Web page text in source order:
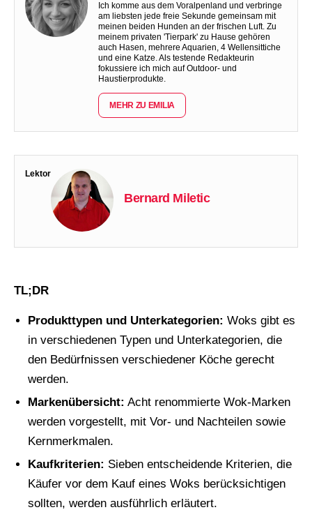
Ich komme aus dem Voralpenland und verbringe
am liebsten jede freie Sekunde gemeinsam mit
meinen beiden Hunden an der frischen Luft. Zu
meinem privaten 'Tierpark' zu Hause gehören
auch Hasen, mehrere Aquarien, 4 Wellensittiche
und eine Katze. Als testende Redakteurin
fokussiere ich mich auf Outdoor- und
Haustierprodukte.
MEHR ZU EMILIA
Lektor
Bernard Miletic
TL;DR
Produkttypen und Unterkategorien: Woks gibt es
in verschiedenen Typen und Unterkategorien, die
den Bedürfnissen verschiedener Köche gerecht
werden.
Markenübersicht: Acht renommierte Wok-Marken
werden vorgestellt, mit Vor- und Nachteilen sowie
Kernmerkmalen.
Kaufkriterien: Sieben entscheidende Kriterien, die
Käufer vor dem Kauf eines Woks berücksichtigen
sollten, werden ausführlich erläutert.